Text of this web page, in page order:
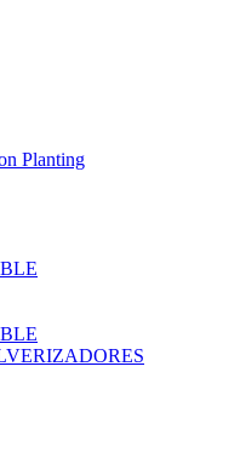
Planting